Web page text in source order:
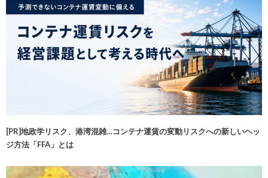
[PR]地政学リスク、港湾混雑…コンテナ運賃の変動リスクへの新しいヘッ
ジ方法「FFA」とは